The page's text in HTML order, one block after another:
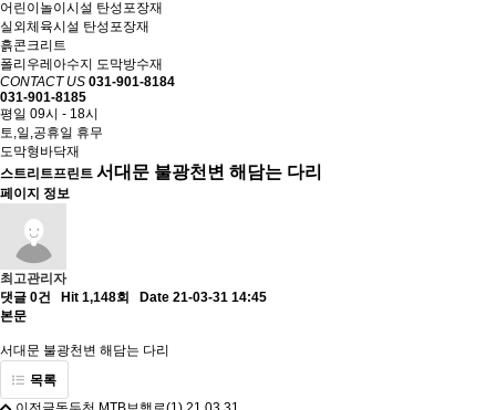
어린이놀이시설 탄성포장재
실외체육시설 탄성포장재
흙콘크리트
폴리우레아수지 도막방수재
CONTACT US 031-901-8184
031-901-8185
평일 09시 - 18시
토,일,공휴일 휴무
도막형바닥재
스트리트프린트 서대문 불광천변 해담는 다리
페이지 정보
최고관리자
댓글 0건
Hit 1,148회
Date 21-03-31 14:45
본문
서대문 불광천변 해담는 다리
목록